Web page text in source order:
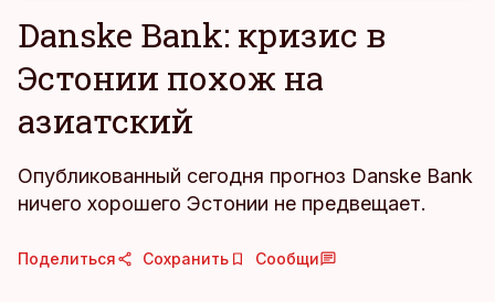
Danske Bank: кризис в
Эстонии похож на
азиатский
Опубликованный сегодня прогноз Danske Bank
ничего хорошего Эстонии не предвещает.
Поделиться Сохранить Сообщи